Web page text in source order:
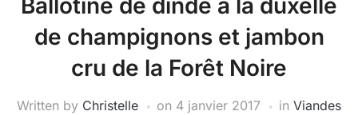
Ballotine de dinde à la duxelle
de champignons et jambon
cru de la Forêt Noire
Written by Christelle on 4 janvier 2017 in Viandes